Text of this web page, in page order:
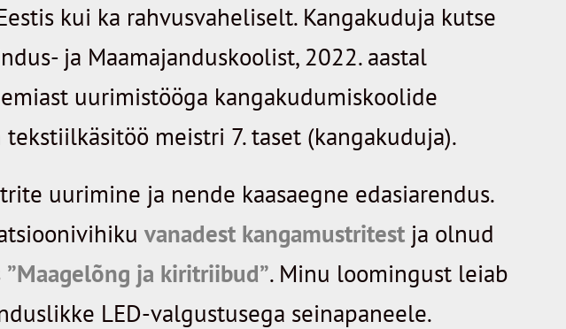
kui ka rahvusvaheliselt. Kangakuduja kutse
ja Maamajanduskoolist, 2022. aastal
uurimistööga kangakudumiskoolide
meistri 7. taset (kangakuduja).
uurimine ja nende kaasaegne edasiarendus.
vanadest kangamustritest ja olnud
”Maagelõng ja kiritriibud”. Minu loomingust leiab
LED-valgustusega seinapaneele.